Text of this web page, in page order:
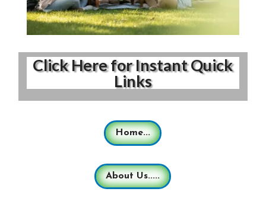
Click Here for Instant Quick
Links
Home...
About Us.....